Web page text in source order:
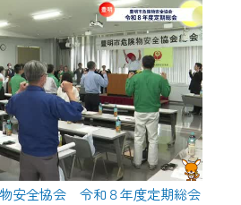
物安全協会 令和８年度定期総会
の画面が「メン
り、ご利用いただけませ
たしますが、ご了承の程
たします。